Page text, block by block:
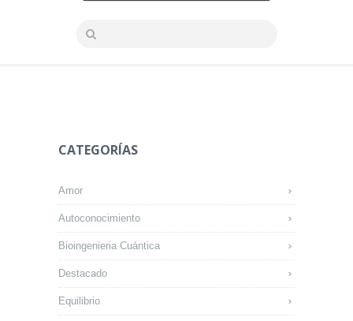
CATEGORÍAS
Amor
Autoconocimiento
Bioingenieria Cuántica
Destacado
Equilibrio